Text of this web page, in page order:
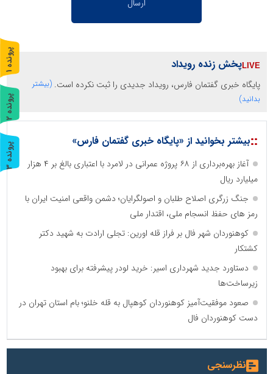
پخش زنده رویداد
پایگاه خبری گفتمان فارس، رویداد جدیدی را ثبت نکرده است. (بیشتر
بدانید)
::بیشتر بخوانید از «پایگاه خبری گفتمان فارس»
آغاز بهره‌برداری از ۶۸ پروژه عمرانی در لامرد با اعتباری بالغ بر ۴ هزار
میلیارد ریال
جنگ زرگری اصلاح طلبان و اصولگرایان؛ دشمن واقعی امنیت ایران با
رمز های حفظ انسجام ملی، اقتدار ملی
کوهنوردان شهر فال بر فراز قله اورین: تجلی ارادت به شهید دکتر
کشتکار
دستاورد جدید شهرداری اسیر: خرید لودر پیشرفته برای بهبود
زیرساخت‌ها
صعود موفقیت‌آمیز کوهنوردان کوهپال به قله خلنو؛ بام استان تهران در
دست کوهنوردان فال
نظرسنجی
پ
ر
و
ن
د
ه
1
پ
ر
و
ن
د
ه
2
پ
ر
و
ن
د
ه
3